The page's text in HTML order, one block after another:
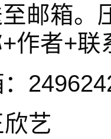
邮箱。
作者+联
艺